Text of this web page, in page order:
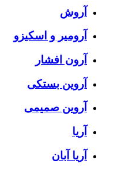
آروش
آرومیر و اسکیزو
آرون افشار
آروین بستکی
آروین صمیمی
آریا
آریا آبان